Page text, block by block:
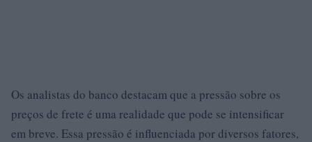
Os analistas do banco destacam que a pressão sobre os
preços de frete é uma realidade que pode se intensificar
em breve. Essa pressão é influenciada por diversos fatores,